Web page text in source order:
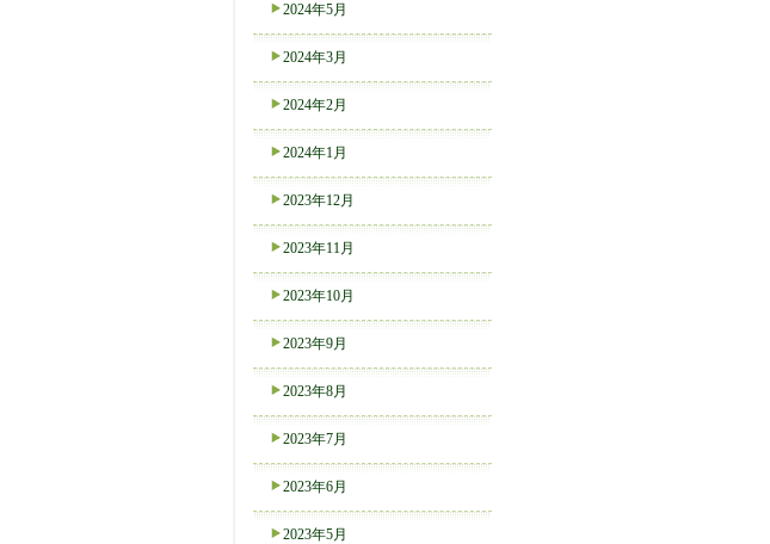
2024年5月
2024年3月
2024年2月
2024年1月
2023年12月
2023年11月
2023年10月
2023年9月
2023年8月
2023年7月
2023年6月
2023年5月